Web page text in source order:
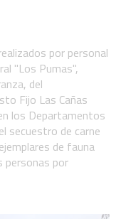
por personal
"Los Pumas",
del
Fijo Las Cañas
los Departamentos
secuestro de carne
de fauna
personas por